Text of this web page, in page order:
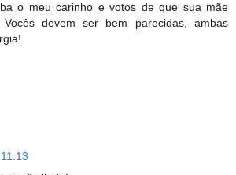
o meu carinho e votos de que sua mãe
devem ser bem parecidas, ambas